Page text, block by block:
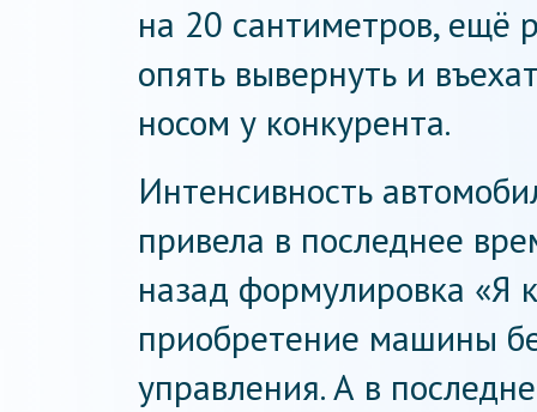
на 20 сантиметров, ещё
опять вывернуть и
носом у конкурента.
Интенсивность
привела в последнее
назад формулировка «Я
приобретение машины
управления. А в